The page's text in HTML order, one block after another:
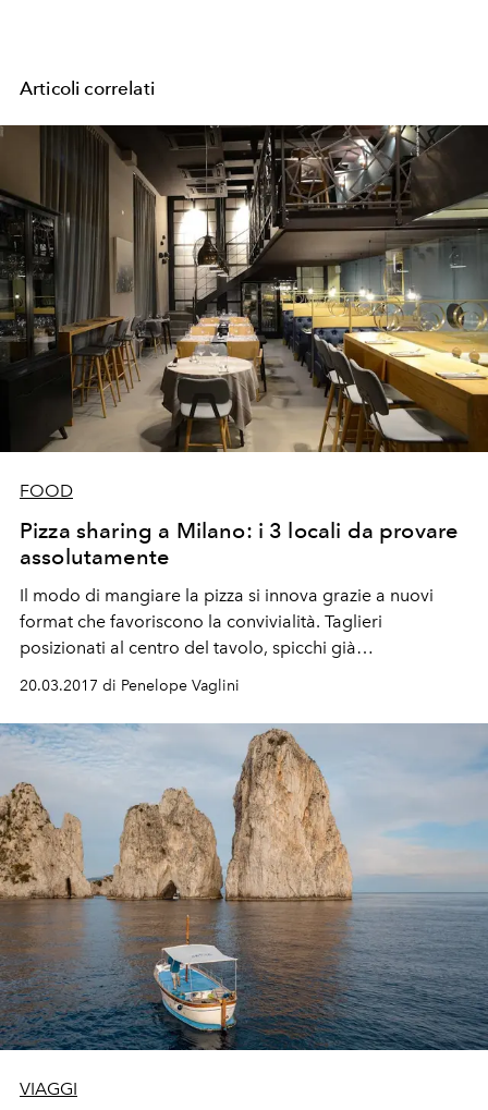
Articoli correlati
FOOD
Pizza sharing a Milano: i 3 locali da provare
assolutamente
Il modo di mangiare la pizza si innova grazie a nuovi
format che favoriscono la convivialità. Taglieri
posizionati al centro del tavolo, spicchi già
accuratamente porzionati e percorsi degustazione,
caratterizzano il pizza sharing di tendenza a Milano.
20.03.2017 di Penelope Vaglini
VIAGGI